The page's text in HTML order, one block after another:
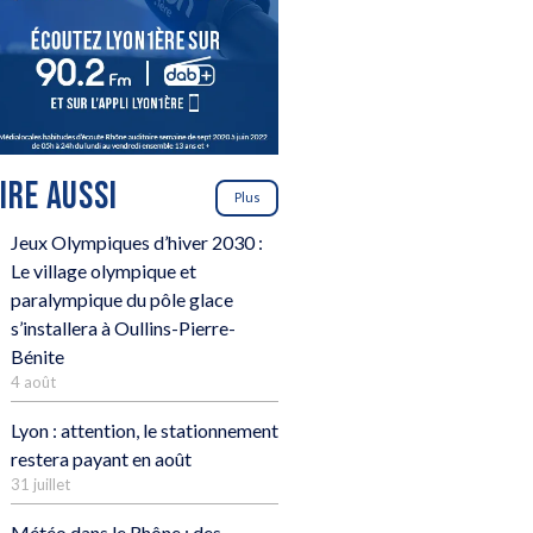
AUSSI Plus
Jeux Olympiques d’hiver 2030 :
Le village olympique et
paralympique du pôle glace
s’installera à Oullins-Pierre-
Bénite
4 août
Lyon : attention, le stationnement
restera payant en août
31 juillet